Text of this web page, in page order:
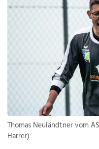
Thomas Neuländtner vom
Harrer)